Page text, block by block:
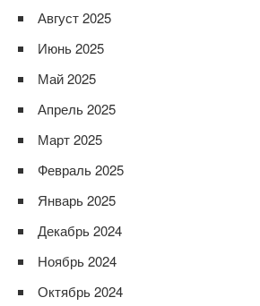
Август 2025
Июнь 2025
Май 2025
Апрель 2025
Март 2025
Февраль 2025
Январь 2025
Декабрь 2024
Ноябрь 2024
Октябрь 2024